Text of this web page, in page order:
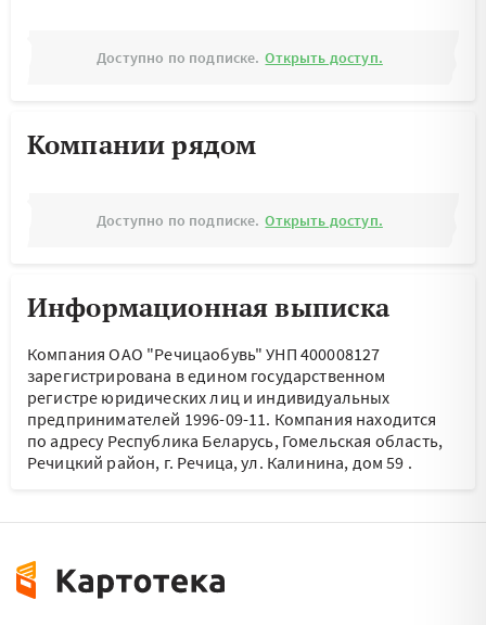
Доступно по подписке. Открыть доступ.
Компании рядом
Доступно по подписке. Открыть доступ.
Информационная выписка
Компания ОАО "Речицаобувь" УНП 400008127
зарегистрирована в едином государственном
регистре юридических лиц и индивидуальных
предпринимателей 1996-09-11. Компания находится
по адресу Республика Беларусь, Гомельская область,
Речицкий район, г. Речица, ул. Калинина, дом 59 .